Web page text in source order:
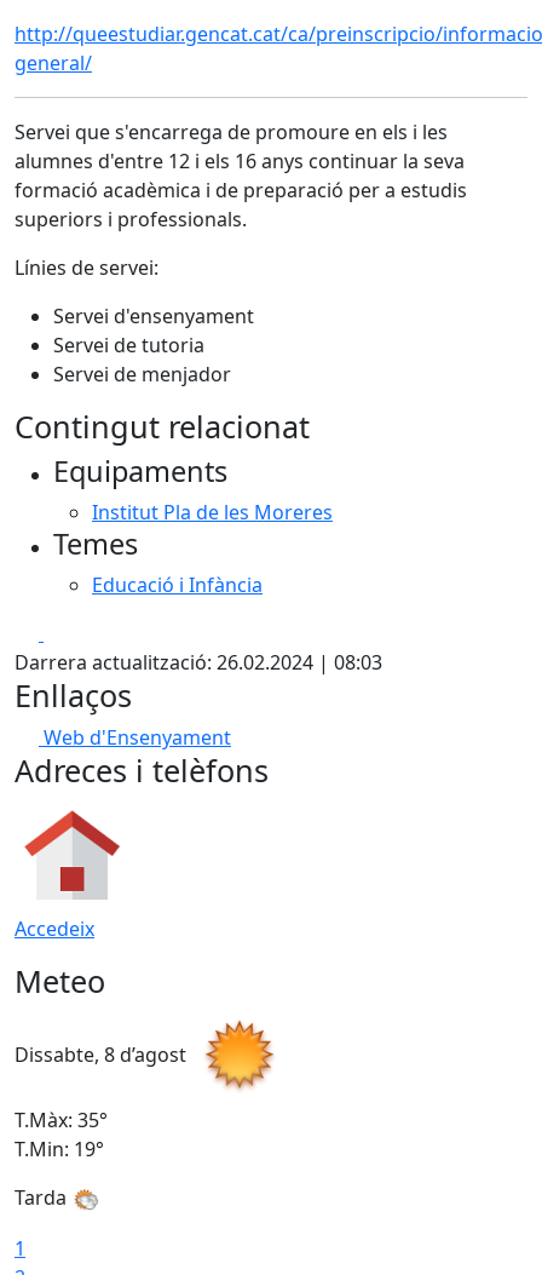
http://queestudiar.gencat.cat/ca/preinscripcio/
general/
Servei que s'encarrega de promoure en els i les
alumnes d'entre 12 i els 16 anys continuar la seva
formació acadèmica i de preparació per a estudis
superiors i professionals.
Línies de servei:
Servei d'ensenyament
Servei de tutoria
Servei de menjador
Contingut relacionat
Equipaments
Institut Pla de les Moreres
Temes
Educació i Infància
Darrera actualització: 26.02.2024 | 08:03
Enllaços
Web d'Ensenyament
Adreces i telèfons
Accedeix
Meteo
Dissabte, 8 d’agost
T.Màx: 35°
T.Min: 19°
Tarda
1